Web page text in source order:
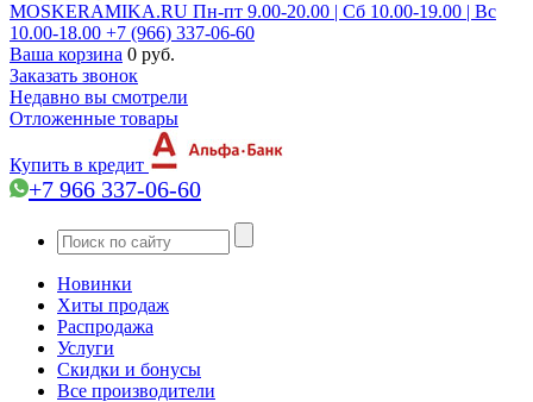
MOSKERAMIKA.RU Пн-пт 9.00-20.00 | Сб 10.00-19.00 | Вс
10.00-18.00 +7 (966) 337-06-60
Ваша корзина 0 руб.
Заказать звонок
Недавно вы смотрели
Отложенные товары
Купить в кредит
+7 966 337-06-60
Новинки
Хиты продаж
Распродажа
Услуги
Скидки и бонусы
Все производители